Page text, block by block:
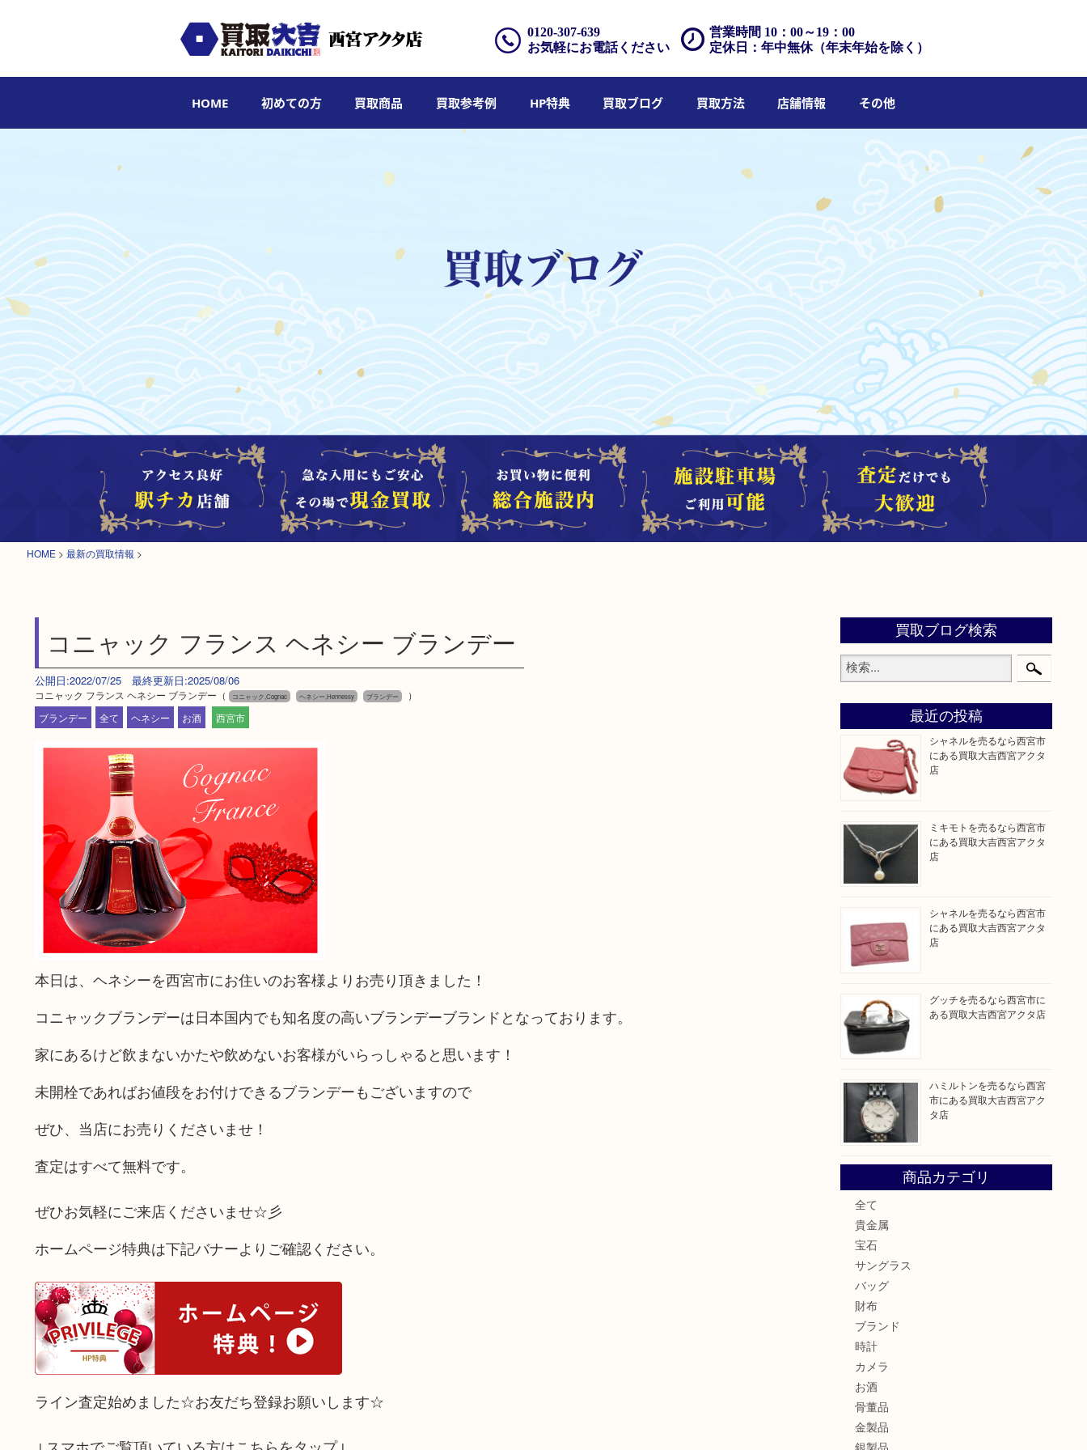
営業時間 10：00～19：00
定休日：年中無休（年末年始を除く）
0120-307-639
お気軽にお電話ください
HOME 初めての方 買取商品 買取参考例 HP特典 買取ブログ 買取方法 店舗情報 その他
HOME > 最新の買取情報 >
コニャック フランス ヘネシー ブランデー
公開日:2022/07/25 最終更新日:2025/08/06
コニャック フランス ヘネシー ブランデー（ コニャック,Cognac ヘネシー,Hennessy ブランデー
）
ブランデー
全て ヘネシー お酒 西宮市
本日は、ヘネシーを西宮市にお住いのお客様よりお売り頂きました！
コニャックブランデーは日本国内でも知名度の高いブランデーブランドとなっております。
家にあるけど飲まないかたや飲めないお客様がいらっしゃると思います！
未開栓であればお値段をお付けできるブランデーもございますので
ぜひ、当店にお売りくださいませ！
査定はすべて無料です。
ぜひお気軽にご来店くださいませ☆彡
ホームページ特典は下記バナーよりご確認ください。
ライン査定始めました☆お友だち登録お願いします☆
買取ブログ検索
最近の投稿
シャネルを売るなら西宮市
にある買取大吉西宮アクタ
店
ミキモトを売るなら西宮市
にある買取大吉西宮アクタ
店
シャネルを売るなら西宮市
にある買取大吉西宮アクタ
店
グッチを売るなら西宮市に
ある買取大吉西宮アクタ店
ハミルトンを売るなら西宮
市にある買取大吉西宮アク
タ店
商品カテゴリ
全て
貴金属
宝石
サングラス
バッグ
財布
ブランド
時計
カメラ
お酒
骨董品
金製品
銀製品